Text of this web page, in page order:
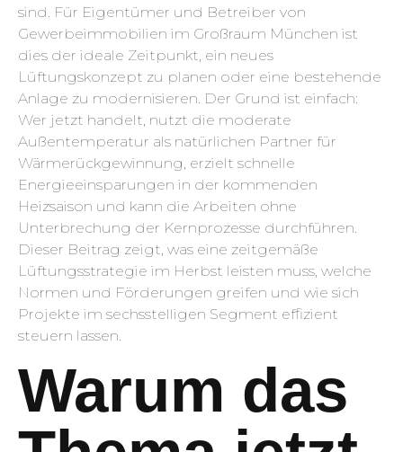
sind. Für Eigentümer und Betreiber von
Gewerbeimmobilien im Großraum München ist
dies der ideale Zeitpunkt, ein neues
Lüftungskonzept zu planen oder eine bestehende
Anlage zu modernisieren. Der Grund ist einfach:
Wer jetzt handelt, nutzt die moderate
Außentemperatur als natürlichen Partner für
Wärmerückgewinnung, erzielt schnelle
Energieeinsparungen in der kommenden
Heizsaison und kann die Arbeiten ohne
Unterbrechung der Kernprozesse durchführen.
Dieser Beitrag zeigt, was eine zeitgemäße
Lüftungsstrategie im Herbst leisten muss, welche
Normen und Förderungen greifen und wie sich
Projekte im sechsstelligen Segment effizient
steuern lassen.
Warum das